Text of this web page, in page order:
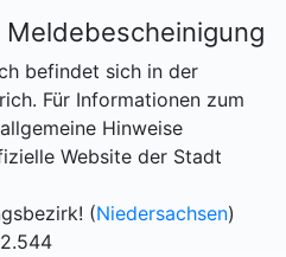
befindet sich in der
Für Informationen zum
Hinweise
Website der Stadt
(Niedersachsen)